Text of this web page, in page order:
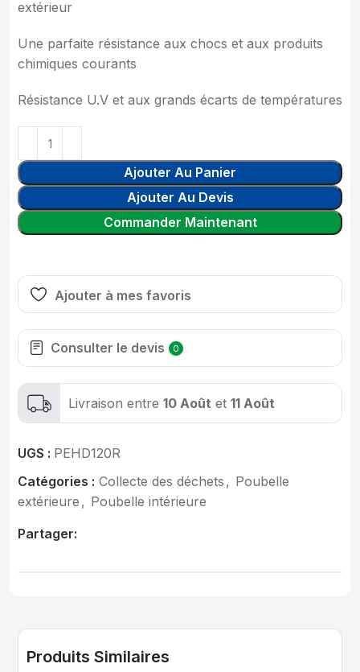
extérieur
Une parfaite résistance aux chocs et aux produits
chimiques courants
Résistance U.V et aux grands écarts de températures
Ajouter Au Panier
Ajouter Au Devis
Commander Maintenant
Ajouter à mes favoris
Consulter le devis 0
Livraison entre 10 Août et 11 Août
UGS : PEHD120R
Catégories : Collecte des déchets , Poubelle
extérieure , Poubelle intérieure
Partager:
Produits Similaires